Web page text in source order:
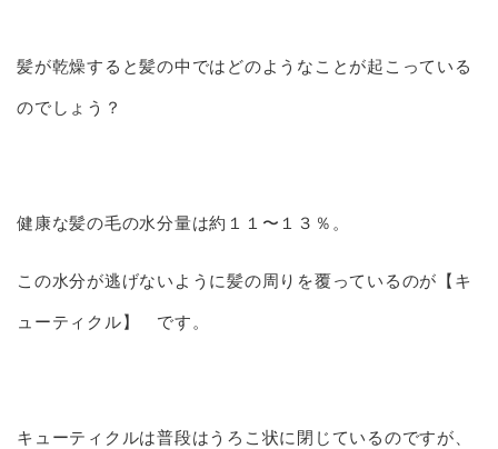
髪が乾燥すると髪の中ではどのようなことが起こっている
のでしょう？
健康な髪の毛の水分量は約１１〜１３％。
この水分が逃げないように髪の周りを覆っているのが【キ
ューティクル】 です。
キューティクルは普段はうろこ状に閉じているのですが、